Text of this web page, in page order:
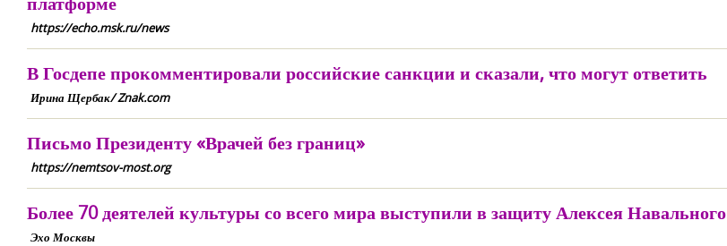
https://echo.msk.ru/news
В Госдепе прокомментировали российские санкции и сказали, что могут ответить
Ирина Щербак/ Znak.com
Письмо Президенту «Врачей без границ»
https://nemtsov-most.org
Более 70 деятелей культуры со всего мира выступили в защиту Алексея Навального
Эхо Москвы